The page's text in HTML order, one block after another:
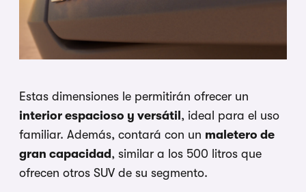
Estas dimensiones le permitirán ofrecer un
interior espacioso y versátil , ideal para el uso
familiar. Además, contará con un maletero de
gran capacidad , similar a los 500 litros que
ofrecen otros SUV de su segmento.